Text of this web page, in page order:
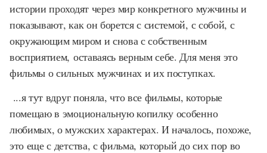
истории проходят через мир конкретного мужчины и
показывают, как он борется с системой, с собой, с
окружающим миром и снова с собственным
восприятием, оставаясь верным себе. Для меня это
фильмы о сильных мужчинах и их поступках.
...я тут вдруг поняла, что все фильмы, которые
помещаю в эмоциональную копилку особенно
любимых, о мужских характерах. И началось, похоже,
это еще с детства, с фильма, который до сих пор во